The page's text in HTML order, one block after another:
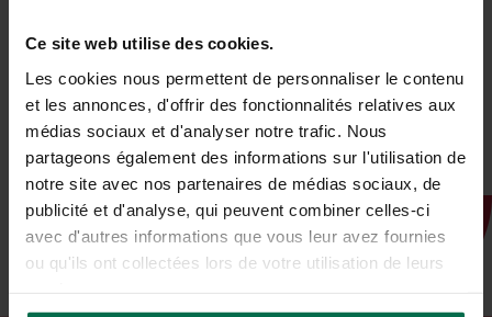
Ce site web utilise des cookies.
Les cookies nous permettent de personnaliser le contenu
et les annonces, d'offrir des fonctionnalités relatives aux
médias sociaux et d'analyser notre trafic. Nous
partageons également des informations sur l'utilisation de
notre site avec nos partenaires de médias sociaux, de
publicité et d'analyse, qui peuvent combiner celles-ci
avec d'autres informations que vous leur avez fournies
ou qu'ils ont collectées lors de votre utilisation de leurs
C'est parti !